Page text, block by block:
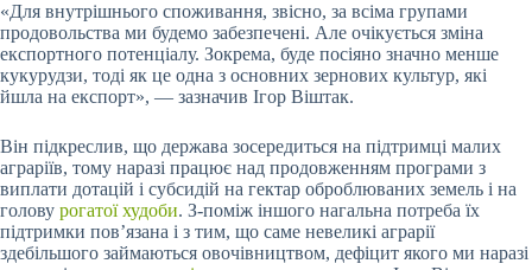
«Для внутрішнього споживання, звісно, за всіма групами
продовольства ми будемо забезпечені. Але очікується зміна
експортного потенціалу. Зокрема, буде посіяно значно менше
кукурудзи, тоді як це одна з основних зернових культур, які
йшла на експорт», — зазначив Ігор Віштак.
Він підкреслив, що держава зосередиться на підтримці малих
аграріїв, тому наразі працює над продовженням програми з
виплати дотацій і субсидій на гектар оброблюваних земель і на
голову рогатої худоби. З-поміж іншого нагальна потреба їх
підтримки пов’язана і з тим, що саме невеликі аграрії
здебільшого займаються овочівництвом, дефіцит якого ми наразі